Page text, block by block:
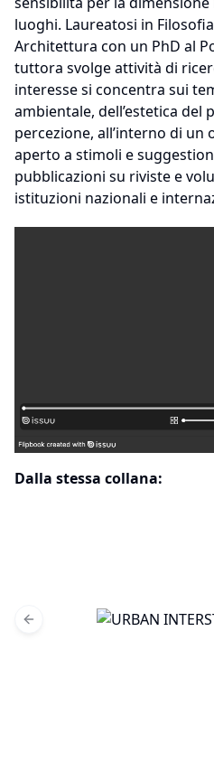
luoghi. Laureatosi in
Architettura con un PhD al
tuttora svolge attività di
interesse si concentra sui
ambientale, dell’estetica del
percezione, all’interno di
aperto a stimoli e
pubblicazioni su riviste e
istituzioni nazionali e
Dalla stessa collana:
Previous slide